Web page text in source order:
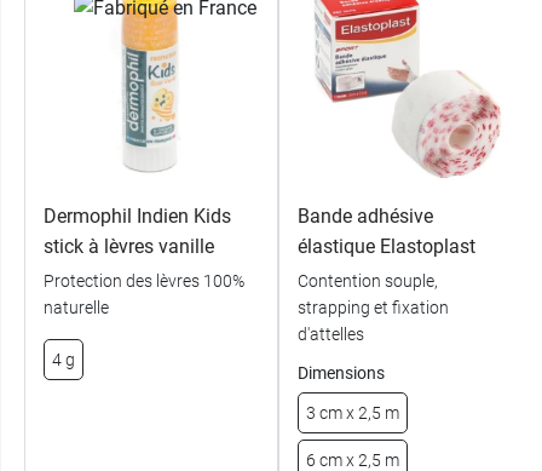
Dermophil Indien Kids
stick à lèvres vanille
Protection des lèvres 100%
naturelle
4 g
Bande adhésive
élastique Elastoplast
Contention souple,
strapping et fixation
d'attelles
Dimensions
3 cm x 2,5 m
6 cm x 2,5 m